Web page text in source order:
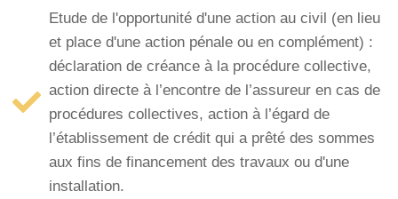
Etude de l'opportunité d'une action au civil (en lieu
et place d'une action pénale ou en complément) :
déclaration de créance à la procédure collective,
action directe à l’encontre de l’assureur en cas de
procédures collectives, action à l’égard de
l’établissement de crédit qui a prêté des sommes
aux fins de financement des travaux ou d'une
installation.